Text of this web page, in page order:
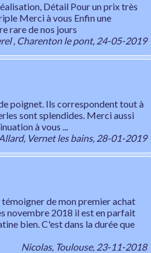
Détail Pour un prix très
Merci à vous Enfin une
rare de nos jours
, Charenton le pont, 24-05-2019
poignet. Ils correspondent tout à
sont splendides. Merci aussi
à vous ...
Vernet les bains, 28-01-2019
de mon premier achat
novembre 2018 il est en parfait
bien. C'est dans la durée que
Nicolas, Toulouse, 23-11-2018